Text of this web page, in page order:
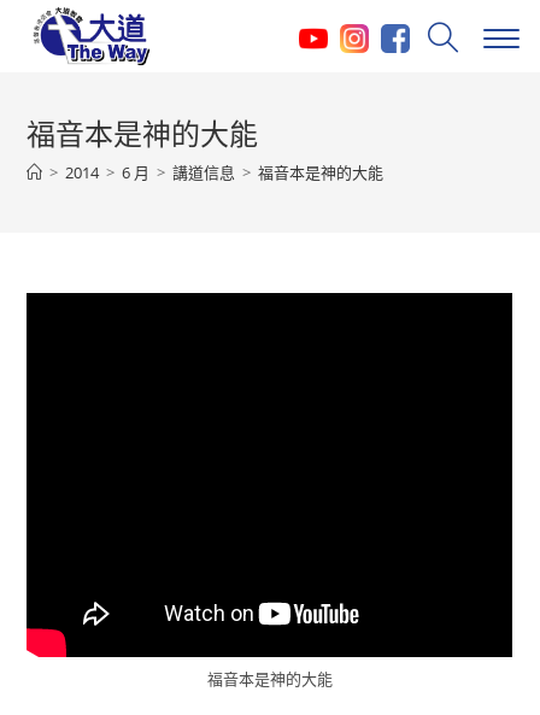
福音本是神的大能
> 2014 > 6 月 > 講道信息 > 福音本是神的大能
福音本是神的大能